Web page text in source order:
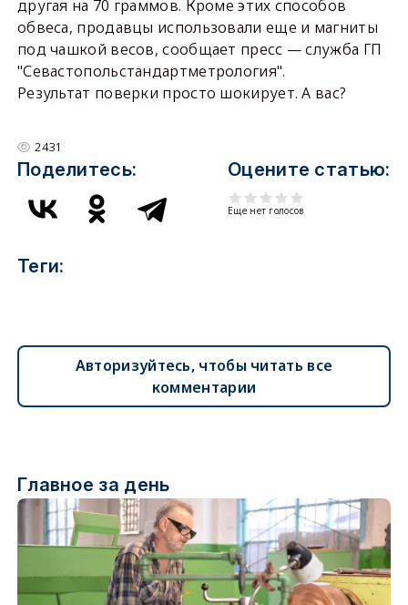
другая на 70 граммов. Кроме этих способов
обвеса, продавцы использовали еще и магниты
под чашкой весов, сообщает пресс — служба ГП
"Севастопольстандартметрология".
Результат поверки просто шокирует. А вас?
2431
Поделитесь: Оцените статью:
Еще нет голосов
Теги:
Авторизуйтесь, чтобы читать все
комментарии
Главное за день